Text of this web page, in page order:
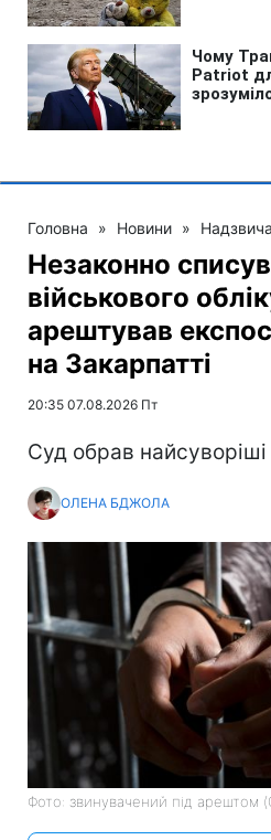
Головна » Новини »
Незаконно
військового
арештував
на Закарпатті
20:35 07.08.2026 Пт
Суд обрав найсуворіші
ОЛЕНА БДЖОЛА
Фото: звинувачений під арештом